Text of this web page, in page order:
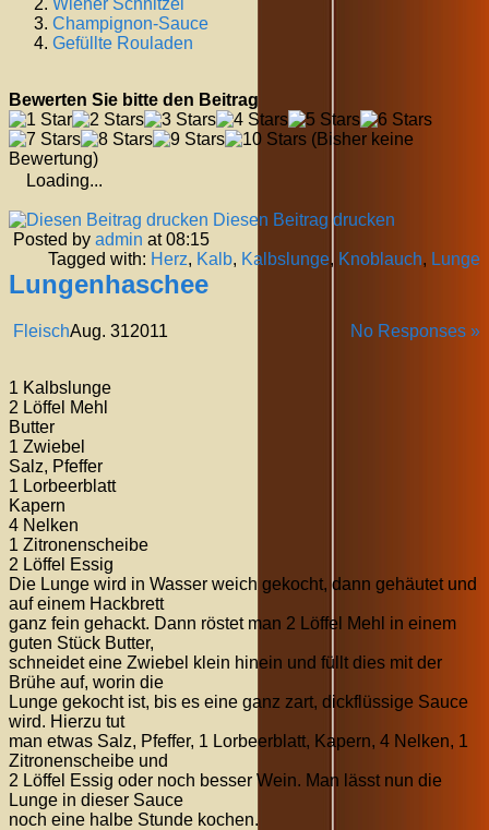
Champignon-Sauce
Gefüllte Rouladen
Bewerten Sie bitte den Beitrag
(Bisher keine
Bewertung)
Loading...
Diesen Beitrag drucken
Posted by admin at 08:15
Tagged with: Herz, Kalb, Kalbslunge, Knoblauch, Lunge
Lungenhaschee
Fleisch No Responses »
Aug. 312011
1 Kalbslunge
2 Löffel Mehl
Butter
1 Zwiebel
Salz, Pfeffer
1 Lorbeerblatt
Kapern
4 Nelken
1 Zitronenscheibe
2 Löffel Essig
Die Lunge wird in Wasser weich gekocht, dann gehäutet und
auf einem Hackbrett
ganz fein gehackt. Dann röstet man 2 Löffel Mehl in einem
guten Stück Butter,
schneidet eine Zwiebel klein hinein und füllt dies mit der
Brühe auf, worin die
Lunge gekocht ist, bis es eine ganz zart, dickflüssige Sauce
wird. Hierzu tut
man etwas Salz, Pfeffer, 1 Lorbeerblatt, Kapern, 4 Nelken, 1
Zitronenscheibe und
2 Löffel Essig oder noch besser Wein. Man lässt nun die
Lunge in dieser Sauce
noch eine halbe Stunde kochen.